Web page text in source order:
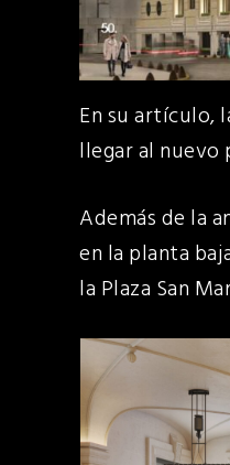
En su artículo,
llegar al
Además de la
en la planta
la Plaza San